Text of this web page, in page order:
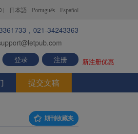
日本語 Português Español
，021-34243363
登录
注册 新注册优惠
提交文稿
期刊收藏夹